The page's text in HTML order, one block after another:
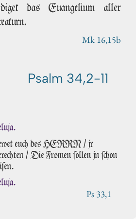
das Euangelium aller
Mk 16,15b
Psalm 34,2-11
euch des HERRN / jr
/ Die Fromen ſollen jn ſchon
Ps 33,1